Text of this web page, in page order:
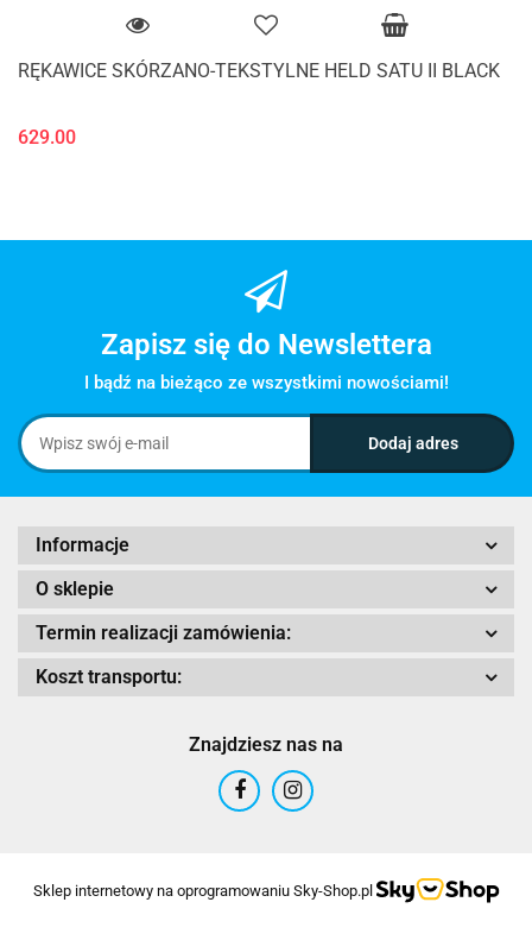
RĘKAWICE SKÓRZANO-TEKSTYLNE HELD SATU II BLACK
629.00
Zapisz się do Newslettera
I bądź na bieżąco ze wszystkimi nowościami!
Informacje
O sklepie
Termin realizacji zamówienia:
Koszt transportu:
Znajdziesz nas na
Sklep internetowy na oprogramowaniu Sky-Shop.pl